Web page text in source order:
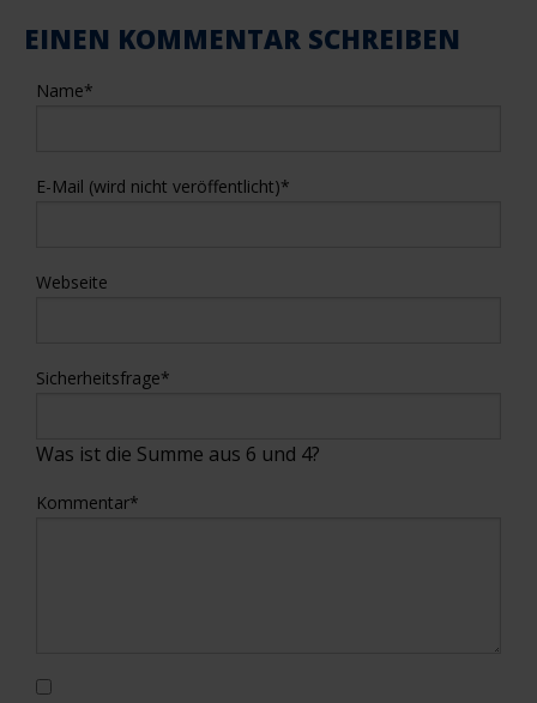
EINEN KOMMENTAR SCHREIBEN
Name*
E-Mail (wird nicht veröffentlicht)*
Webseite
Sicherheitsfrage*
Was ist die Summe aus 6 und 4?
Kommentar*